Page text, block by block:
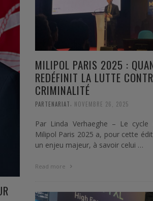
INDUSTRIES
FORCES DE SÉCURITÉ ÉTRANGÈRES VIDÉO
MILIPOL PARIS 2025 :
REDÉFINIT LA LUTTE
CRIMINALITÉ
PARTENARIAT NOVEMBRE 26, 2025
Par Linda Verhaeghe – Le cycle
Milipol Paris 2025 a, pour cette
un enjeu majeur, à savoir celui …
Read more